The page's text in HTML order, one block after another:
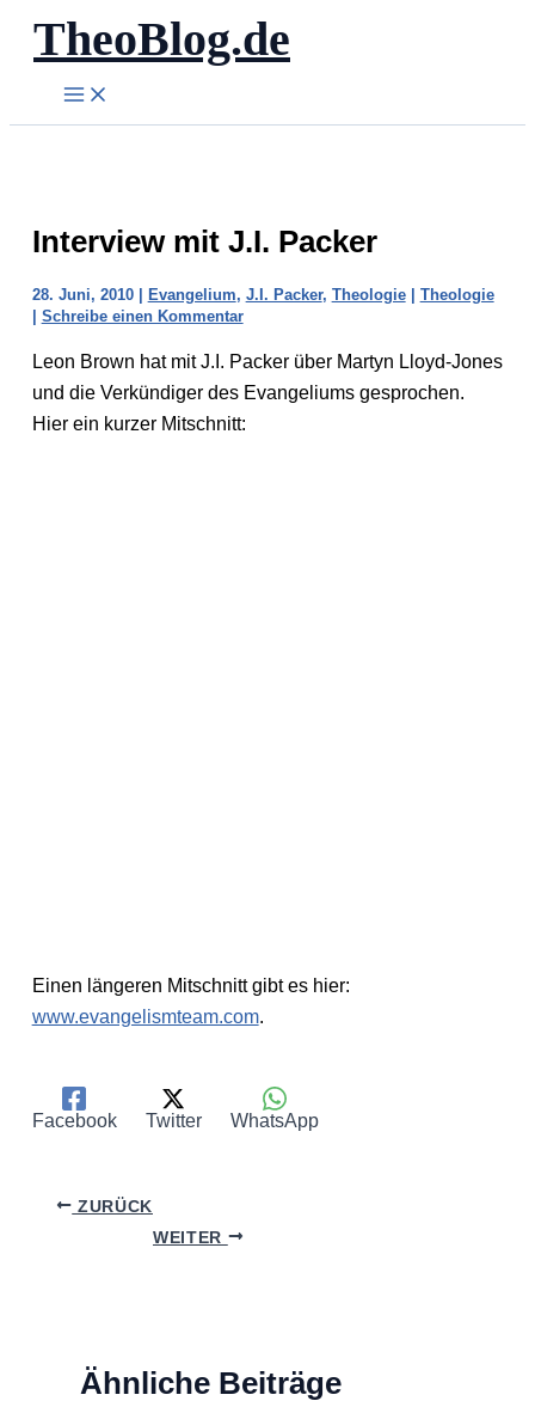
Zum
Inhalt
springen
TheoBlog.de
Interview mit J.I. Packer
28. Juni, 2010 | Evangelium, J.I. Packer, Theologie| Theologie
| Schreibe einen Kommentar
Leon Brown hat mit J.I. Packer über Martyn Lloyd-Jones
und die Verkündiger des Evangeliums gesprochen.
Hier ein kurzer Mitschnitt:
Einen längeren Mitschnitt gibt es hier:
www.evangelismteam.com.
Facebook Twitter WhatsApp
ZURÜCK
WEITER
Ähnliche Beiträge